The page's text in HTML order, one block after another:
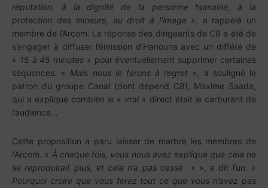
réputation, à la dignité de la personne humaine, à la
protection des mineurs, au droit à l’image »
, a rappelé un
membre de l’Arcom. La réponse des dirigeants de C8 a été de
s’engager à diffuser l’émission d’Hanouna avec un différé de
« 15 à 45 minutes » pour éventuellement supprimer certaines
séquences. « Mais nous le ferons à regret », a souligné le
patron du groupe Canal (dont dépend C8), Maxime Saada,
qui a expliqué combien le « vrai » direct était le carburant de
l’audience…
Cette proposition a paru laisser de marbre les membres de
l’Arcom. « À chaque fois, vous nous avez expliqué que cela ne
se reproduirait plus, et cela n’a pas cessé
« », a dit l’un. «
Pourquoi croire que vous ferez tout ce que vous n’avez pas